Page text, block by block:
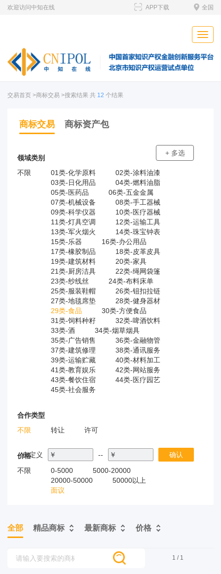
欢迎访问中知在线 全国
APP下载
Toggle
交易首页 >商标交易 >搜索结果 共 12 个结果
商标交易 商标资产包
领域类别
不限
01类-化学原料
02类-涂料油漆
03类-日化用品
04类-燃料油脂
05类-医药品
06类-五金金属
07类-机械设备
08类-手工器械
09类-科学仪器
10类-医疗器械
11类-灯具空调
12类-运输工具
13类-军火烟火
14类-珠宝钟表
15类-乐器
16类-办公用品
17类-橡胶制品
18类-皮革皮具
19类-建筑材料
20类-家具
21类-厨房洁具
22类-绳网袋篷
23类-纱线丝
24类-布料床单
25类-服装鞋帽
26类-钮扣拉链
27类-地毯席垫
28类-健身器材
29类-食品
30类-方便食品
31类-饲料种籽
32类-啤酒饮料
33类-酒
34类-烟草烟具
35类-广告销售
36类-金融物管
37类-建筑修理
38类-通讯服务
39类-运输贮藏
40类-材料加工
41类-教育娱乐
42类-网站服务
43类-餐饮住宿
44类-医疗园艺
45类-社会服务
+ 多选
合作类型
不限
转让 许可
价格
不限
0-5000
5000-20000
20000-50000
50000以上
面议
自定义 ￥ -- ￥ 确认
全部 精品商标 最新商标 价格
1 / 1